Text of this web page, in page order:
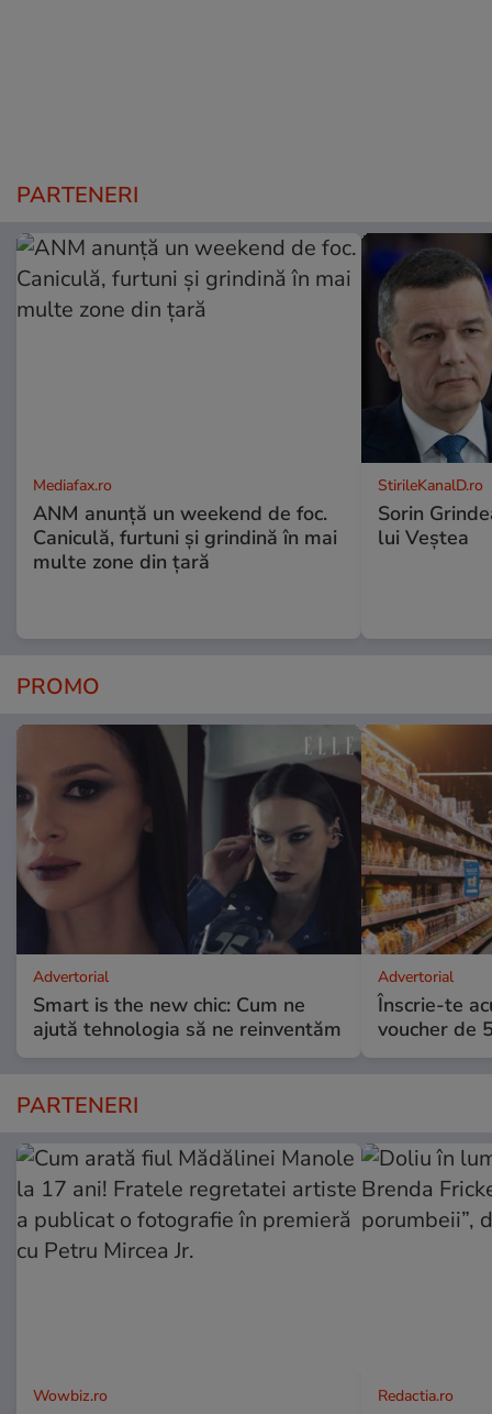
PARTENERI
Mediafax.ro
ANM anunță un weekend de foc.
Caniculă, furtuni și grindină în mai
multe zone din țară
StirileKanalD.ro
Sorin
lui Veștea
PROMO
Advertorial
Smart is the new chic: Cum ne
ajută tehnologia să ne reinventăm
Advertorial
Înscrie-te
voucher de
PARTENERI
Wowbiz.ro Redactia.ro